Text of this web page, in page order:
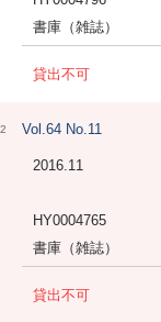
書庫（雑誌）
貸出不可
2 Vol.64 No.11
2016.11
HY0004765
書庫（雑誌）
貸出不可